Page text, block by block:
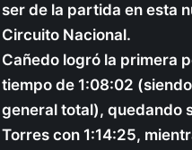
ser de la partida en esta
Circuito Nacional.
Cañedo logró la primera
tiempo de 1:08:02
general total), quedando
Torres con 1:14:25,